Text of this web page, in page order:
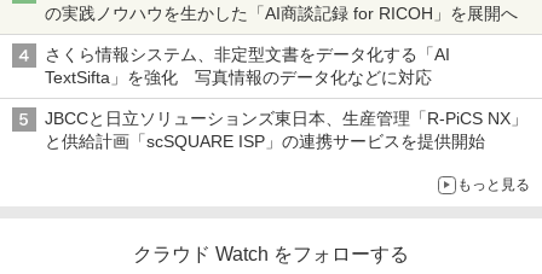
の実践ノウハウを生かした「AI商談記録 for RICOH」を展開へ
さくら情報システム、非定型文書をデータ化する「AI
TextSifta」を強化 写真情報のデータ化などに対応
JBCCと日立ソリューションズ東日本、生産管理「R-PiCS NX」
と供給計画「scSQUARE ISP」の連携サービスを提供開始
もっと見る
クラウド Watch をフォローする